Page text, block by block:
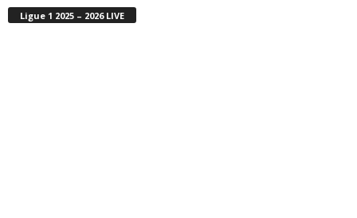
Ligue 1 2025 – 2026 LIVE